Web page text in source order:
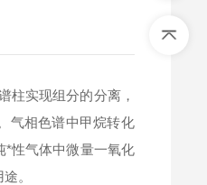
柱实现组分的分离，
气相色谱中甲烷转化
*性气体中微量一氧化
。